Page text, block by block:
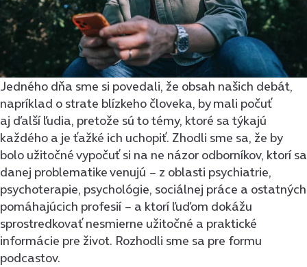
Jedného dňa sme si povedali, že obsah našich debát,
napríklad o strate blízkeho človeka, by mali počuť
aj ďalší ľudia, pretože sú to témy, ktoré sa týkajú
každého a je ťažké ich uchopiť. Zhodli sme sa, že by
bolo užitočné vypočuť si na ne názor odborníkov, ktorí sa
danej problematike venujú − z oblasti psychiatrie,
psychoterapie, psychológie, sociálnej práce a ostatných
pomáhajúcich profesií − a ktorí ľuďom dokážu
sprostredkovať nesmierne užitočné a praktické
informácie pre život. Rozhodli sme sa pre formu
podcastov.